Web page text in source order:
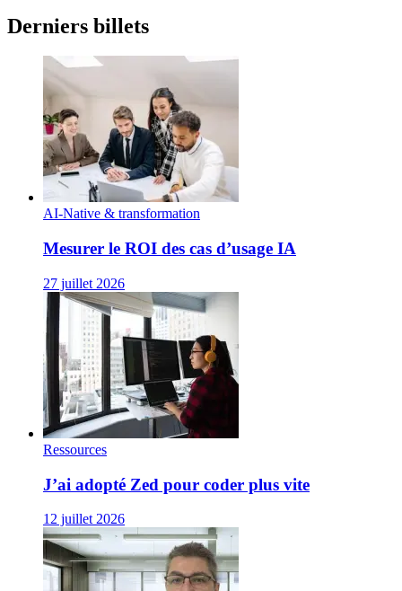
Derniers billets
AI-Native & transformation
Mesurer le ROI des cas d’usage IA
27 juillet 2026
Ressources
J’ai adopté Zed pour coder plus vite
12 juillet 2026